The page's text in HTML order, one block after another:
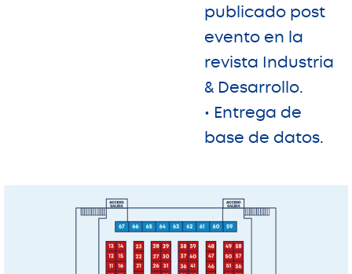
publicado post
evento en la
revista Industria
& Desarrollo.
• Entrega de
base de datos.